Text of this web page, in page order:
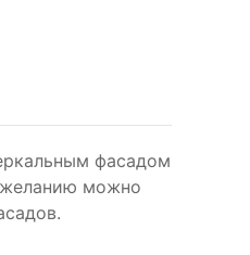
фасадом
желанию можно